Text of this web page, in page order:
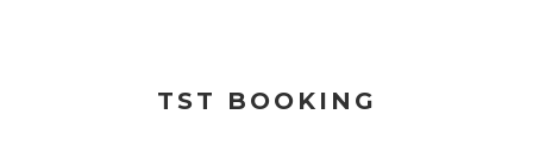
TST BOOKING